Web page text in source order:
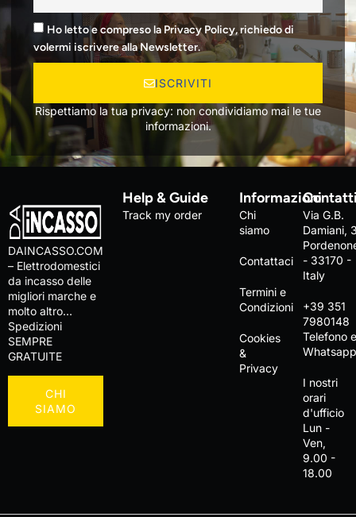
Ho letto e compreso la Privacy Policy, richiedo di
volermi iscrivere alla Newsletter.
ISCRIVITI
Rispettiamo la tua privacy: non condividiamo mai le tue
informazioni.
DAINCASSO.COM
– Elettrodomestici
da incasso delle
migliori marche e
molto altro…
Spedizioni
SEMPRE
GRATUITE
CHI
SIAMO
Help & Guide
Track my order
Informazioni
Chi
siamo
Contattaci
Termini e
Condizioni
Cookies
&
Privacy
Via G.B.
Damiani,
- 33170 -
Italy
+39 351
7980148
Telefono
I nostri
orari
d'ufficio
Lun -
Ven,
9.00 -
18.00